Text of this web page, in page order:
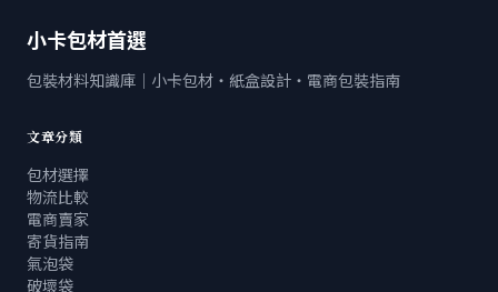
小卡包材首選
包裝材料知識庫｜小卡包材・紙盒設計・電商包裝指南
文章分類
包材選擇
物流比較
電商賣家
寄貨指南
氣泡袋
破壞袋